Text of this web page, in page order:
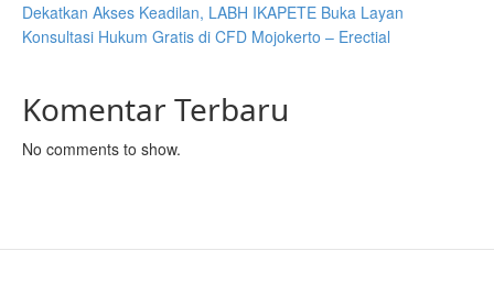
Dekatkan Akses Keadilan, LABH IKAPETE Buka Layan
Konsultasi Hukum Gratis di CFD Mojokerto – Erectial
Komentar Terbaru
No comments to show.